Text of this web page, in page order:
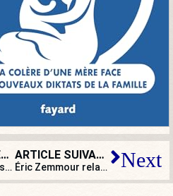
ARTICLE PRÉCÉDENT
[Satire à vue] Marisol Touraine encourage Macron à faire tout ce qu’il veut
ARTICLE SUIVANT
Éric Zemmour relaxé en appel après avoir été accusé de contestation de crime contre l’humanité Next